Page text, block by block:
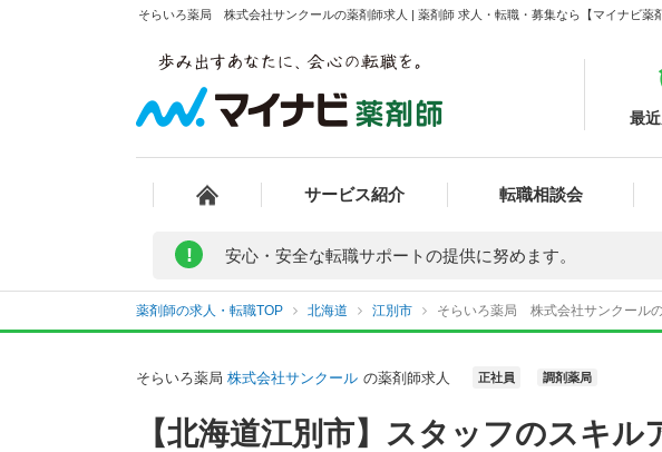
そらいろ薬局 株式会社サンクールの薬剤師求人 | 薬剤師 求人・転職・募集なら【マイナビ薬剤
最
サービス紹介 転職相談会
! 安心・安全な転職サポートの提供に努めます。
薬剤師の求人・転職TOP 北海道 江別市 そらいろ薬局 株式会社サンクール
そらいろ薬局 株式会社サンクール の薬剤師求人 正社員 調剤薬局
【北海道江別市】スタッフのスキ